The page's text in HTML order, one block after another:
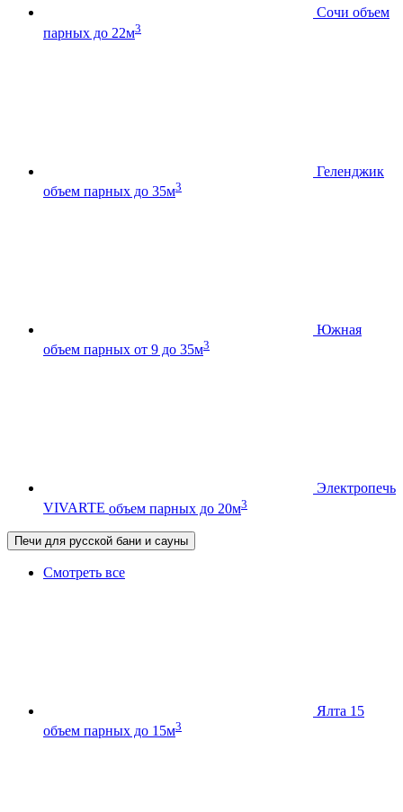
Сочи объем
парных до 22м3
Геленджик
объем парных до 35м3
Южная
объем парных от 9 до 35м3
Электропечь
VIVARTE объем парных до 20м3
Печи для русской бани и сауны
Смотреть все
Ялта 15
объем парных до 15м3